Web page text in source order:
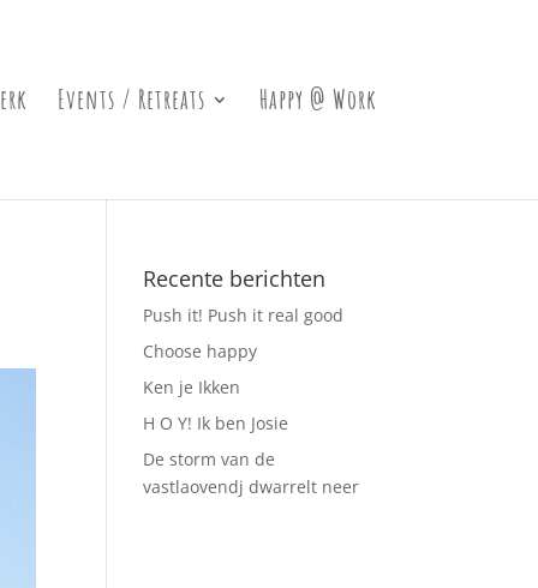
Events / Retreats Happy @ Work
Recente berichten
Push it! Push it real good
Choose happy
Ken je Ikken
H O Y! Ik ben Josie
De storm van de
vastlaovendj dwarrelt neer